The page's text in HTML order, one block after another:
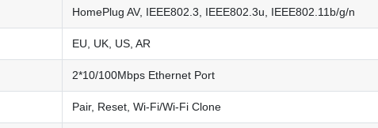
HomePlug AV, IEEE802.3, IEEE802.3u, IEEE802.11b/g/n
EU, UK, US, AR
2*10/100Mbps Ethernet Port
Pair, Reset, Wi-Fi/Wi-Fi Clone